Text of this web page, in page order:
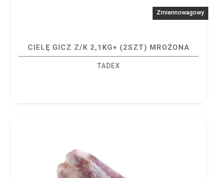
Zmiennowagowy
CIELĘ GICZ Z/K 2,1KG+ (2SZT) MROŻONA
TADEX